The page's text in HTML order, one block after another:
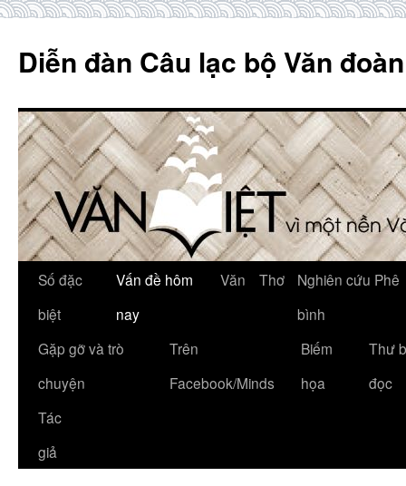
content
Diễn đàn Câu lạc bộ Văn
Số đặc
biệt
Vấn đề hôm
nay
Văn Thơ
Nghiên cứu Phê
bình
Gặp gỡ và trò
chuyện
Trên
Facebook/Minds
Biếm
họa
Thư
đọc
Tác
giả